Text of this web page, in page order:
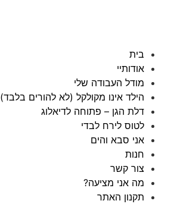
בית
אודותיי
מודל העבודה שלי
הילד אינו מקולקל (לא להורים בלבד)
דלת הגן – פתוחה לדיאלוג
לטוס לירח לבדי
אני סבא והים
חנות
צור קשר
מה אני מציעה?
תקנון האתר